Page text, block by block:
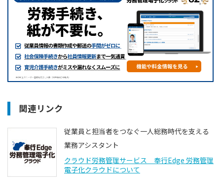
関連リンク
従業員と担当者をつなぐ一人総務時代を支える
業務アシスタント
クラウド労務管理サービス 奉行Edge 労務管理
電子化クラウドについて